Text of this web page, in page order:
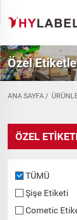
Özel
ANA SAYFA /
ÖZEL
TÜMÜ
Şişe Etiketi
Cometic